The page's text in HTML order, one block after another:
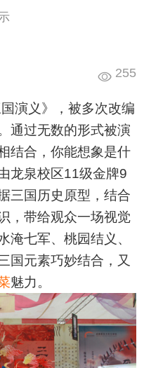
255
演义》，被多次改编
通过无数的形式被演
结合，你能想象是什
龙泉校区11级金牌9
三国历史原型，结合
，带给观众一场视觉
淹七军、桃园结义、
国元素巧妙结合，又
魅力。